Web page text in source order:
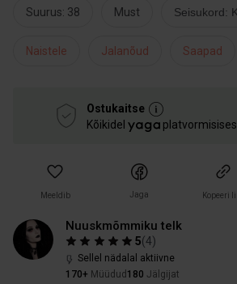
Suurus: 38 Must Seisukord:
Naistele Jalanõud Saapad
Ostukaitse
Kõikidel
Meeldib Jaga Kopeeri
Nuuskmõmmiku telk
5(4)
Sellel nädalal aktiivne
170+ Müüdud 180 Jälgijat